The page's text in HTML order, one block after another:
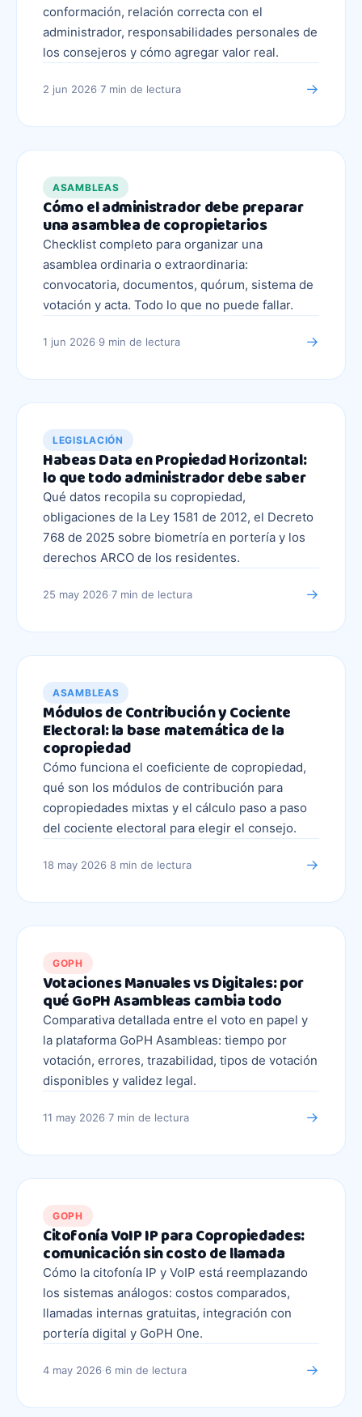
conformación, relación correcta con el
administrador, responsabilidades personales de
los consejeros y cómo agregar valor real.
2 jun 2026·7 min de lectura →
ASAMBLEAS
Cómo el administrador debe preparar
una asamblea de copropietarios
Checklist completo para organizar una
asamblea ordinaria o extraordinaria:
convocatoria, documentos, quórum, sistema de
votación y acta. Todo lo que no puede fallar.
1 jun 2026·9 min de lectura →
LEGISLACIÓN
Habeas Data en Propiedad Horizontal:
lo que todo administrador debe saber
Qué datos recopila su copropiedad,
obligaciones de la Ley 1581 de 2012, el Decreto
768 de 2025 sobre biometría en portería y los
derechos ARCO de los residentes.
25 may 2026·7 min de lectura →
ASAMBLEAS
Módulos de Contribución y Cociente
Electoral: la base matemática de la
copropiedad
Cómo funciona el coeficiente de copropiedad,
qué son los módulos de contribución para
copropiedades mixtas y el cálculo paso a paso
del cociente electoral para elegir el consejo.
18 may 2026·8 min de lectura →
GOPH
Votaciones Manuales vs Digitales: por
qué GoPH Asambleas cambia todo
Comparativa detallada entre el voto en papel y
la plataforma GoPH Asambleas: tiempo por
votación, errores, trazabilidad, tipos de votación
disponibles y validez legal.
11 may 2026·7 min de lectura →
GOPH
Citofonía VoIP IP para Copropiedades:
comunicación sin costo de llamada
Cómo la citofonía IP y VoIP está reemplazando
los sistemas análogos: costos comparados,
llamadas internas gratuitas, integración con
portería digital y GoPH One.
4 may 2026·6 min de lectura →